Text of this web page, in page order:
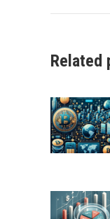
:
Related